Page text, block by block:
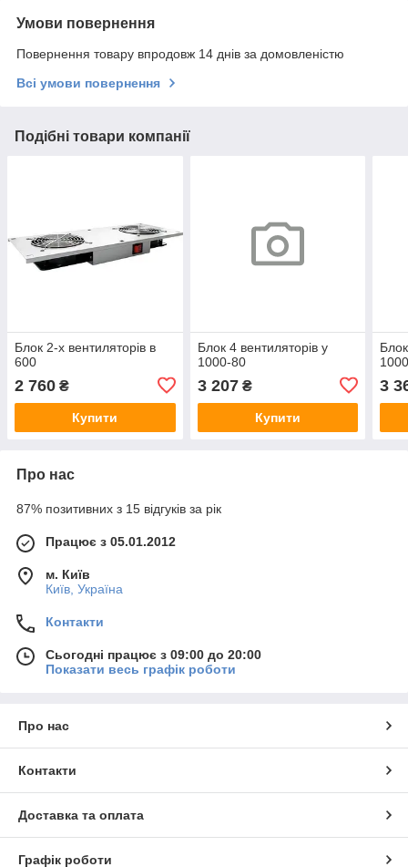
Умови повернення
Повернення товару впродовж 14 днів за домовленістю
Всі умови повернення
Подібні товари компанії
Блок 2-х вентиляторів в
600
2 760 ₴
Купити
Блок 4 вентиляторів у
1000-80
3 207₴
Купити
3
Про нас
87% позитивних з 15 відгуків за рік
Працює з 05.01.2012
м. Київ
Київ, Україна
Контакти
Сьогодні працює з 09:00 до 20:00
Показати весь графік роботи
Про нас
Контакти
Доставка та оплата
Графік роботи